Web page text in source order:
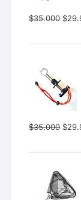
$35.000 $
$35.000 $